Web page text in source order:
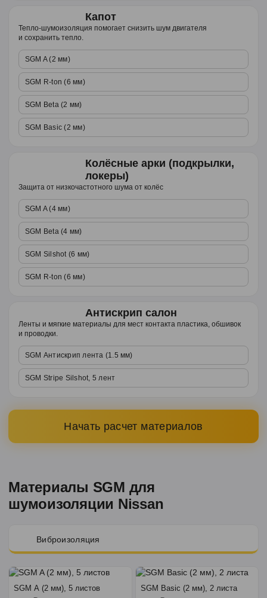
Капот
Тепло-шумоизоляция помогает снизить шум двигателя
и сохранить тепло.
SGM A (2 мм)
SGM R-ton (6 мм)
SGM Beta (2 мм)
SGM Basic (2 мм)
Колёсные арки (подкрылки,
локеры)
Защита от низкочастотного шума от колёс
SGM A (4 мм)
SGM Beta (4 мм)
SGM Silshot (6 мм)
SGM R-ton (6 мм)
Антискрип салон
Ленты и мягкие материалы для мест контакта пластика, обшивок
и проводки.
SGM Антискрип лента (1.5 мм)
SGM Stripe Silshot, 5 лент
Начать расчет материалов
Материалы SGM для
шумоизоляции Nissan
Виброизоляция
SGM A (2 мм), 5 листов SGM Basic (2 мм), 2 листа